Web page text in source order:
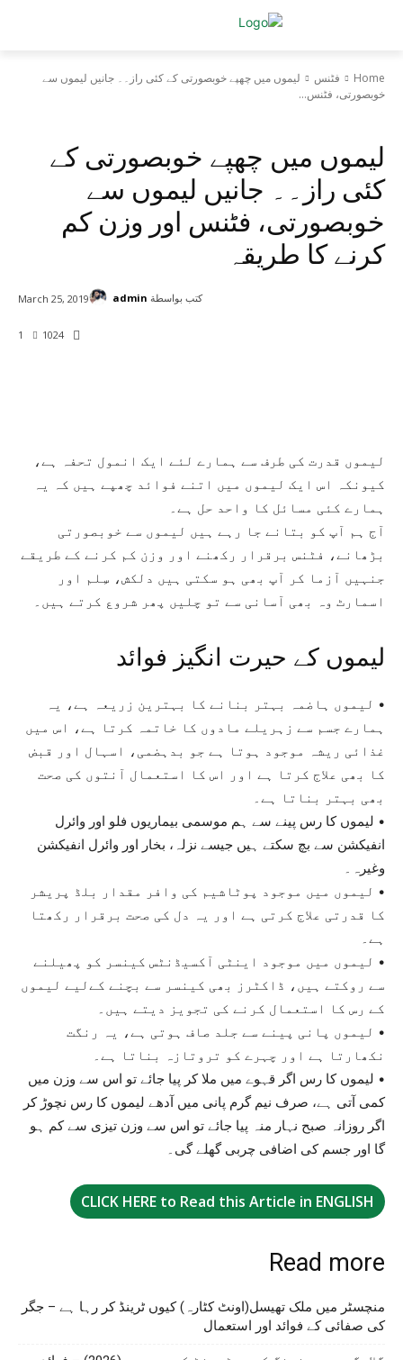
Home فٹنس
لیموں میں چھپے خوبصورتی کے کئی راز۔۔ جانیں لیموں سے
خوبصورتی، فٹنس...
لیموں میں چھپے خوبصورتی کے
کئی راز۔۔ جانیں لیموں سے
خوبصورتی، فٹنس اور وزن کم
کرنے کا طریقہ
1 1024
March 25, 2019 كتب بواسطة admin
لیموں قدرت کی طرف سے ہمارے لئے ایک انمول تحفہ ہے،
کیونکہ اس ایک لیموں میں اتنے فوائد چھپے ہیں کہ یہ
ہمارے کئی مسائل کا واحد حل ہے۔
آج ہم آپ کو بتانے جا رہے ہیں لیموں سے خوبصورتی
بڑھانے، فٹنس برقرار رکھنے اور وزن کم کرنے کے طریقے
جنہیں آزما کر آپ بھی ہو سکتی ہیں دلکش، سِلم اور
اسمارٹ وہ بھی آسانی سے تو چلیں پھر شروع کرتے ہیں۔
لیموں کے حیرت انگیز فوائد
• لیموں ہاضمہ بہتر بنانے کا بہترین زریعہ ہے، یہ
ہمارے جسم سے زہریلے مادوں کا خاتمہ کرتا ہے، اس میں
غذائی ریشہ موجود ہوتا ہے جو بدہضمی، اسہال اور قبض
کا بھی علاج کرتا ہے اور اس کا استعمال آنتوں کی صحت
بھی بہتر بناتا ہے۔
• لیموں کا رس پینے سے ہم موسمی بیماریوں فلو اور وائرل
انفیکشن سے بچ سکتے ہیں جیسے نزلہ، بخار اور وائرل انفیکشن
وغیرہ۔
• لیموں میں موجود پوٹاشیم کی وافر مقدار بلڈ پریشر
کا قدرتی علاج کرتی ہے اور یہ دل کی صحت برقرار رکھتا
ہے۔
• لیموں میں موجود اینٹی آکسیڈنٹس کینسر کو پھیلنے
سے روکتے ہیں، ڈاکٹرز بھی کینسر سے بچنے کےلیے لیموں
کے رس کا استعمال کرنے کی تجویز دیتے ہیں۔
• لیموں پانی پینے سے جلد صاف ہوتی ہے، یہ رنگت
نکھارتا ہے اور چہرے کو تروتازہ بناتا ہے۔
• لیموں کا رس اگر قہوے میں ملا کر پیا جائے تو اس سے وزن میں
کمی آتی ہے، صرف نیم گرم پانی میں آدھے لیموں کا رس نچوڑ کر
اگر روزانہ صبح نہار منہ پیا جائے تو اس سے وزن تیزی سے کم ہو
گا اور جسم کی اضافی چربی گھلے گی۔
CLICK HERE to Read this Article in ENGLISH
Read more
منچسٹر میں ملک تھیسل(اونٹ کٹارہ) کیوں ٹرینڈ کر رہا ہے – جگر
کی صفائی کے فوائد اور استعمال